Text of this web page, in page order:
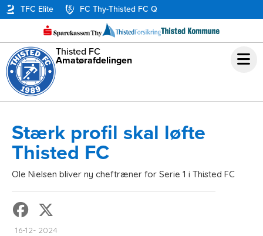
TFC Elite FC Thy-Thisted FC Q
Thisted FC
Amatørafdelingen
Stærk profil skal løfte
Thisted FC
Ole Nielsen bliver ny cheftræner for Serie 1 i Thisted FC
16-12- 2024